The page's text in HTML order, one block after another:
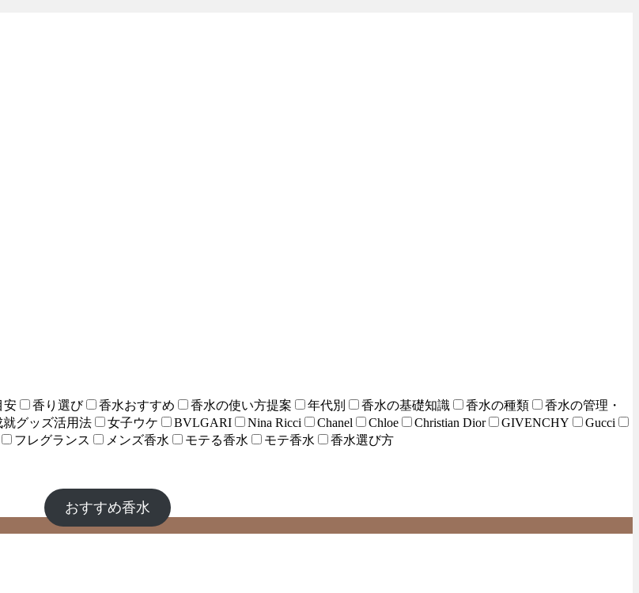
安 香り選び 香水おすすめ 香水の使い方提案 年代別 香水の基礎知識 香水の種類
香水の管理・
就グッズ活用法 女子ウケ BVLGARI Nina Ricci Chanel Chloe Christian Dior GIVENCHY
Gucci
フレグランス メンズ香水 モテる香水 モテ香水 香水選び方
おすすめ香水